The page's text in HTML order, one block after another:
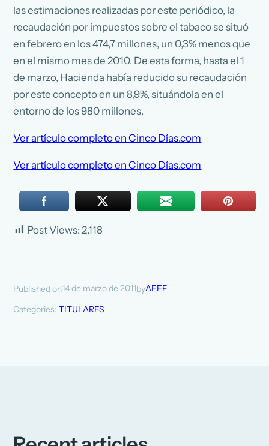
las estimaciones realizadas por este periódico, la
recaudación por impuestos sobre el tabaco se situó
en febrero en los 474,7 millones, un 0,3% menos que
en el mismo mes de 2010. De esta forma, hasta el 1
de marzo, Hacienda había reducido su recaudación
por este concepto en un 8,9%, situándola en el
entorno de los 980 millones.
Ver artículo completo en Cinco Días.com
Ver artículo completo en Cinco Días.com
Post Views: 2.118
Published on14 de marzo de 2011byAEEF
Categories:TITULARES